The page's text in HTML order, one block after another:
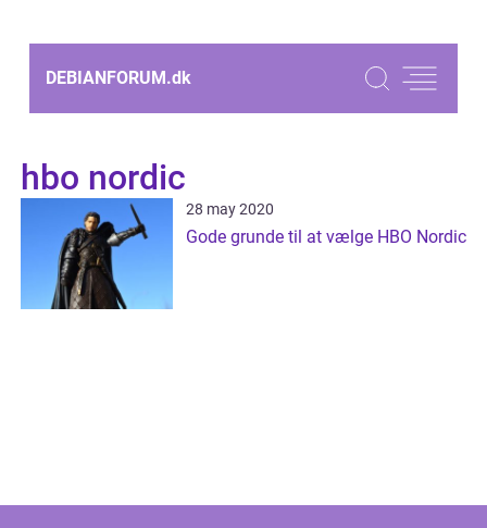
DEBIANFORUM.dk
hbo nordic
28 may 2020
Gode grunde til at vælge HBO Nordic